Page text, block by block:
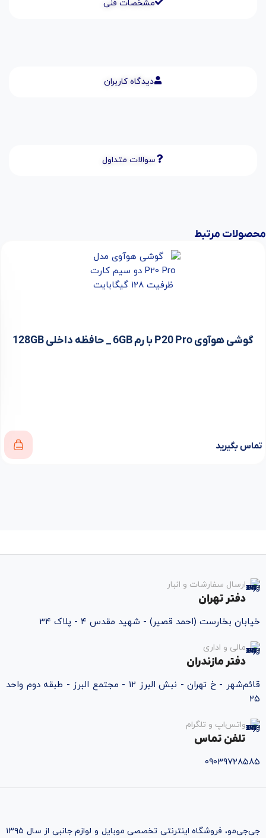
مشخصات فنی
دیدگاه کاربران
سوالات متداول
محصولات مرتبط
گوشی هوآوی P20 Pro با رم 6GB _ حافظه داخلی 128GB
تماس بگیرید
ارسال سفارشات و انبار
دفتر تهران
خیابان بخارست (احمد قصیر) - شهید مقدس ۴ - پلاک 34
مالی و اداری
دفتر مازندران
قائم‌شهر - خ تهران - نبش البرز ۱۲ - مجتمع البرز - طبقه دوم واحد
۲۵
واتس‌اپ و تلگرام
تلفن تماس
۰۹۰۳۹۷۲۸۵۸۵
جی‌جی‌مو، فروشگاه اینترنتی تخصصی موبایل و لوازم جانبی از سال ۱۳۹۵